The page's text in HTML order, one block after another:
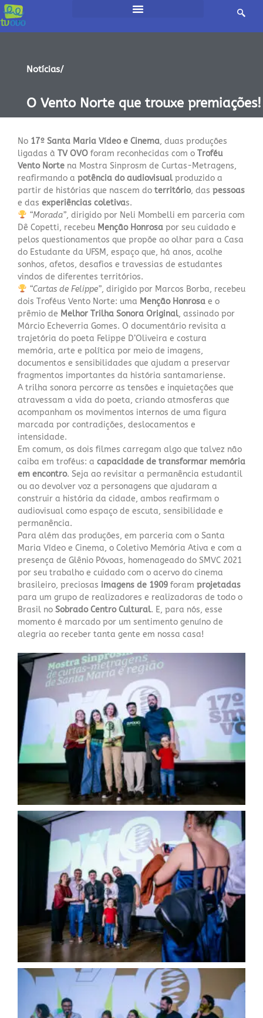
Notícias/
O Vento Norte que trouxe premiações!
No 17º Santa Maria Vídeo e Cinema, duas produções
ligadas à TV OVO foram reconhecidas com o Troféu
Vento Norte na Mostra Sinprosm de Curtas-Metragens,
reafirmando a potência do audiovisualproduzido a
partir de histórias que nascem do território, das pessoas
e das experiências coletivas.
“Morada”, dirigido por Neli Mombelli em parceria com
Dê Copetti, recebeu Menção Honrosa por seu cuidado e
pelos questionamentos que propõe ao olhar para a Casa
do Estudante da UFSM, espaço que, há anos, acolhe
sonhos, afetos, desafios e travessias de estudantes
vindos de diferentes territórios.
“Cartas de Felippe”, dirigido por Marcos Borba, recebeu
dois Troféus Vento Norte: uma Menção Honrosa e o
prêmio de Melhor Trilha Sonora Original, assinado por
Márcio Echeverria Gomes. O documentário revisita a
trajetória do poeta Felippe D’Oliveira e costura
memória, arte e política por meio de imagens,
documentos e sensibilidades que ajudam a preservar
fragmentos importantes da história santamariense.
A trilha sonora percorre as tensões e inquietações que
atravessam a vida do poeta, criando atmosferas que
acompanham os movimentos internos de uma figura
marcada por contradições, deslocamentos e
intensidade.
Em comum, os dois filmes carregam algo que talvez não
caiba em troféus: a capacidade de transformar memória
em encontro. Seja ao revisitar a permanência estudantil
ou ao devolver voz a personagens que ajudaram a
construir a história da cidade, ambos reafirmam o
audiovisual como espaço de escuta, sensibilidade e
permanência.
Para além das produções, em parceria com o Santa
Maria Vídeo e Cinema, o Coletivo Memória Ativa e com a
presença de Glênio Póvoas, homenageado do SMVC 2021
por seu trabalho e cuidado com o acervo do cinema
brasileiro, preciosas imagens de 1909 foram projetadas
para um grupo de realizadores e realizadoras de todo o
Brasil no Sobrado Centro Cultural. E, para nós, esse
momento é marcado por um sentimento genuíno de
alegria ao receber tanta gente em nossa casa!